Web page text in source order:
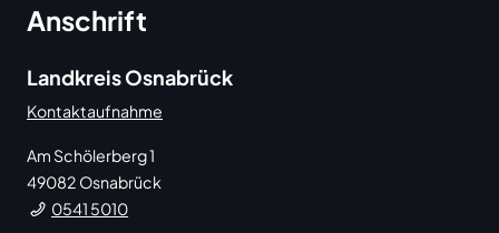
Anschrift
Landkreis Osnabrück
Kontaktaufnahme
Am Schölerberg 1
49082 Osnabrück
0541 5010